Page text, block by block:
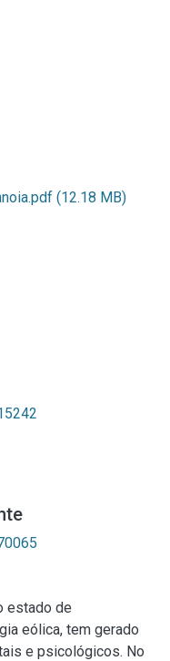
(12.18 MB)
estado de
eólica, tem gerado
e psicológicos. No